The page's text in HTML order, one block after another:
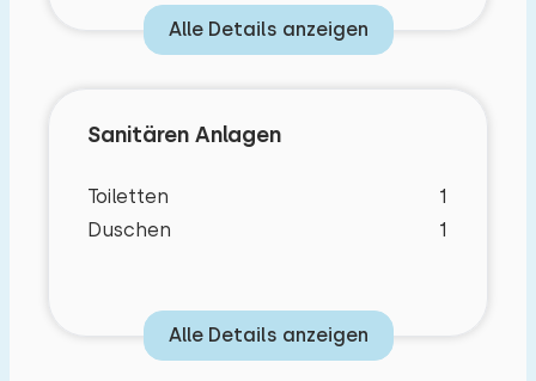
Alle Details anzeigen
Sanitären Anlagen
Toiletten
1
Duschen
1
Alle Details anzeigen